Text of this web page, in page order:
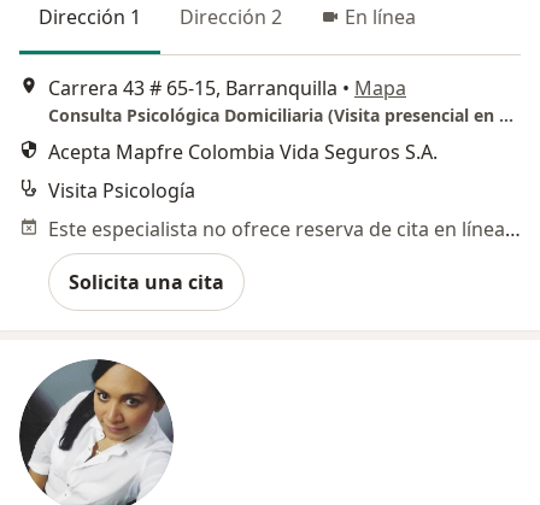
Dirección 1 Dirección 2 En línea
Carrera 43 # 65-15, Barranquilla • Mapa
Consulta Psicológica Domiciliaria (Visita presencial en casa)
Acepta Mapfre Colombia Vida Seguros S.A.
Visita Psicología
Este especialista no ofrece reserva de cita en línea en esta dirección.
Solicita una cita